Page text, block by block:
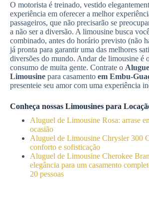
O motorista é treinado, vestido
experiência em oferecer a melhor
passageiros, que não precisarão se
a não ser a diversão. A limousine busca
combinado, antes do horário previsto (não
já pronta para garantir uma das melhores
diversões do mundo. Andar de limousine é
consumo de muita gente. Contrate o
Limousine para casamento em Embu-
presenteie seu amor com uma experiência
Conheça nossas Limousines para
Aluguel de Limousine Rosa: arrase
ocasião
Aluguel de Limousine Chrysler 300
conforto e sofisticação
Aluguel de Limousine Cherokee
elegância para um casamento
20 pessoas